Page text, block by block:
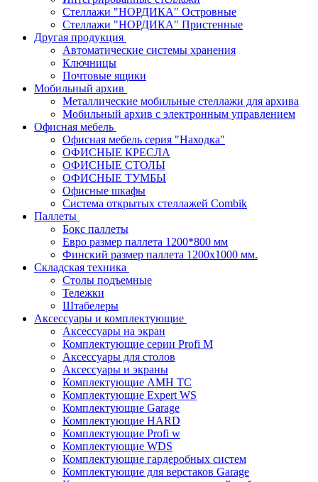
Стеллажи "НОРДИКА" Островные
Стеллажи "НОРДИКА" Пристенные
Другая продукция
Автоматические системы хранения
Ключницы
Почтовые ящики
Мобильный архив
Металлические мобильные стеллажи для архива
Мобильный архив с электронным управлением
Офисная мебель
Офисная мебель серия "Находка"
ОФИСНЫЕ КРЕСЛА
ОФИСНЫЕ СТОЛЫ
ОФИСНЫЕ ТУМБЫ
Офисные шкафы
Система открытых стеллажей Combik
Паллеты
Бокс паллеты
Евро размер паллета 1200*800 мм
Финский размер паллета 1200х1000 мм.
Складская техника
Столы подъемные
Тележки
Штабелеры
Аксессуары и комплектующие
Аксессуары на экран
Комплектующие серии Profi M
Аксессуары для столов
Аксессуары и экраны
Комплектующие AMH TC
Комплектующие Expert WS
Комплектующие Garage
Комплектующие HARD
Комплектующие Profi w
Комплектующие WDS
Комплектующие гардеробных систем
Комплектующие для верстаков Garage